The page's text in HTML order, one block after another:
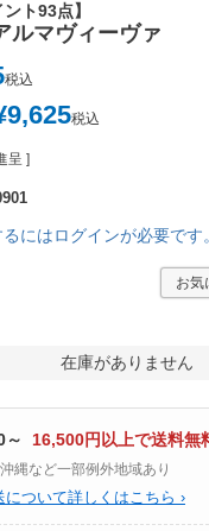
ト93点】
ルマヴィーヴァ
税込
9,625税込
呈 ]
にはログインが必要です。
お気
在庫がありません
～ 16,500円以上で送料無
縄など一部例外地域あり
について詳しくはこちら ›